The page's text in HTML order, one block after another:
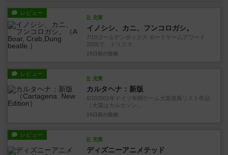
レビュー
充実
イノシシ、カニ、フンコロガシ。
7/10ゴールデンボックス ボードゲームアワード
2025で、ドリスマ...
15日前 の投稿
レビュー
充実
カルタヘナ：新版
6/102001年ドイツ年間ゲーム大賞推薦リスト作品
（大賞はカルカソン...
15日前 の投稿
レビュー
充実
ディズニーアニメテッド